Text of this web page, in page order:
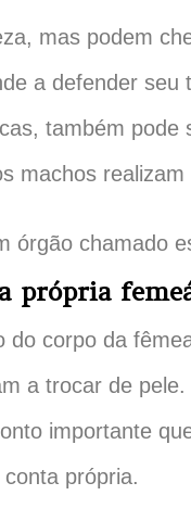
mas podem
a defender
também pode
machos
órgão chamado
própria
do corpo da
a trocar de pele.
importante
própria.